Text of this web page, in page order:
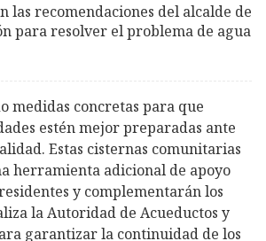
las recomendaciones del alcalde de
para resolver el problema de agua
medidas concretas para que
estén mejor preparadas ante
Estas cisternas comunitarias
herramienta adicional de apoyo
y complementarán los
la Autoridad de Acueductos y
garantizar la continuidad de los